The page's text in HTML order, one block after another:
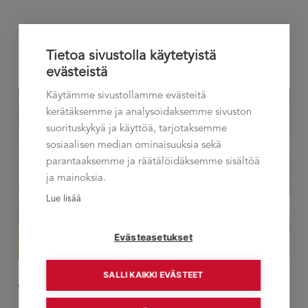
Webinaari Luontaiset vahvuudet
Tietoa sivustolla käytetyistä
evästeistä
Käytämme sivustollamme evästeitä
kerätäksemme ja analysoidaksemme sivuston
suorituskykyä ja käyttöä, tarjotaksemme
sosiaalisen median ominaisuuksia sekä
parantaaksemme ja räätälöidäksemme sisältöä
ja mainoksia.
Lue lisää
Evästeasetukset
SALLI KAIKKI EVÄSTEET